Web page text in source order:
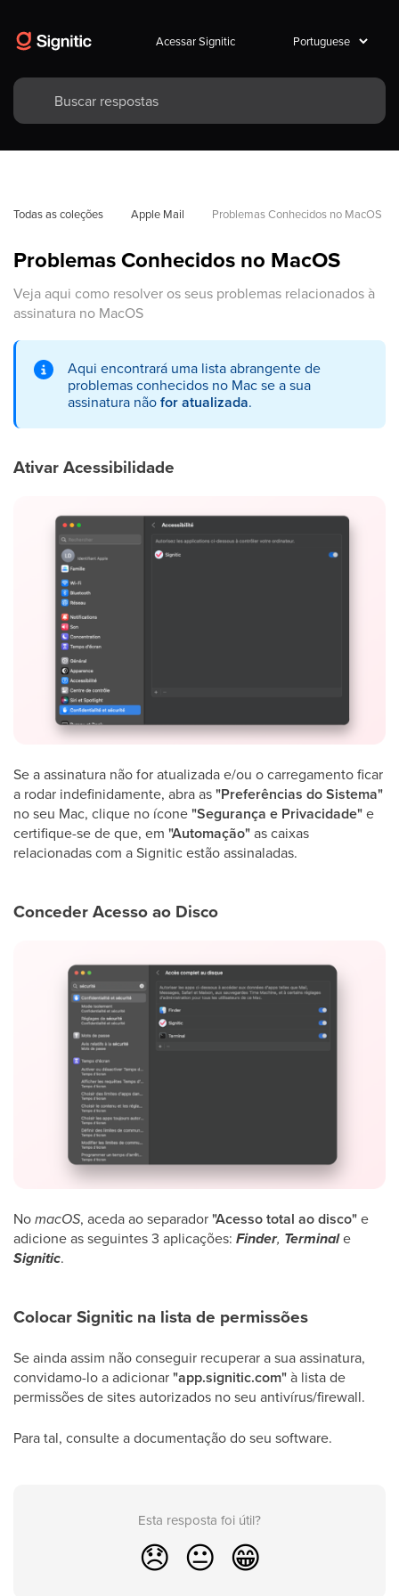
Acessar Signitic
Todas as coleções Apple Mail Problemas Conhecidos no MacOS
Problemas Conhecidos no MacOS
Veja aqui como resolver os seus problemas relacionados à
assinatura no MacOS
Aqui encontrará uma lista abrangente de
problemas conhecidos no Mac se a sua
assinatura nãofor atualizada.
Ativar Acessibilidade
Se a assinatura não for atualizada e/ou o carregamento ficar
a rodar indefinidamente, abra as"Preferências do Sistema"
no seu Mac, clique no ícone"Segurança e Privacidade"e
certifique-se de que, em "Automação"as caixas
relacionadas com a Signitic estão assinaladas.
Conceder Acesso ao Disco
NomacOS, aceda ao separador"Acesso total ao disco"e
adicione as seguintes 3 aplicações: Finder, Terminale
Signitic.
Colocar Signitic na lista de permissões
Se ainda assim não conseguir recuperar a sua assinatura,
convidamo-lo a adicionar"app.signitic.com"à lista de
permissões de sites autorizados no seu antivírus/firewall.
Para tal, consulte a documentação do seu software.
Esta resposta foi útil?
😞 😐 😁